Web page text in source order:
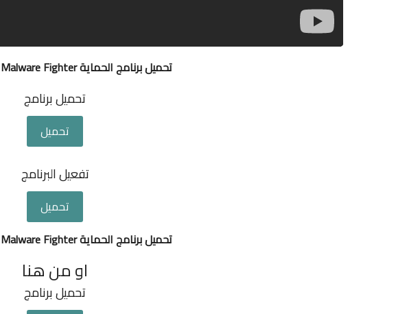
تحميل برنامج الحماية IObit Malware Fighter للويندوز:
تحميل برنامج
تحميل
تفعيل البرنامج
تحميل
تحميل برنامج الحماية IObit Malware Fighter للويندوز:
او من هنا
تحميل برنامج